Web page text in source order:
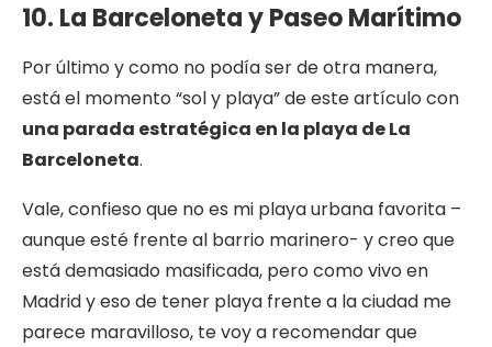
10. La Barceloneta y Paseo Marítimo
Por último y como no podía ser de otra manera,
está el momento “sol y playa” de este artículo con
una parada estratégica en la playa de La
Barceloneta.
Vale, confieso que no es mi playa urbana favorita –
aunque esté frente al barrio marinero- y creo que
está demasiado masificada, pero como vivo en
Madrid y eso de tener playa frente a la ciudad me
parece maravilloso, te voy a recomendar que